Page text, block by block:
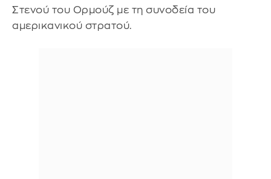
Στενού του Ορμούζ με τη συνοδεία του
αμερικανικού στρατού.